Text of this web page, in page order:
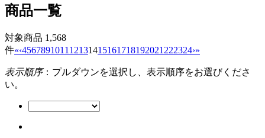
商品一覧
対象商品 1,568
件«‹4567891011 12131415161718192021 222324›»
表示順序：プルダウンを選択し、表示順序をお選びくださ
い。